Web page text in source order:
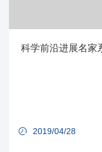
科学前沿进展名家
2019/04/28